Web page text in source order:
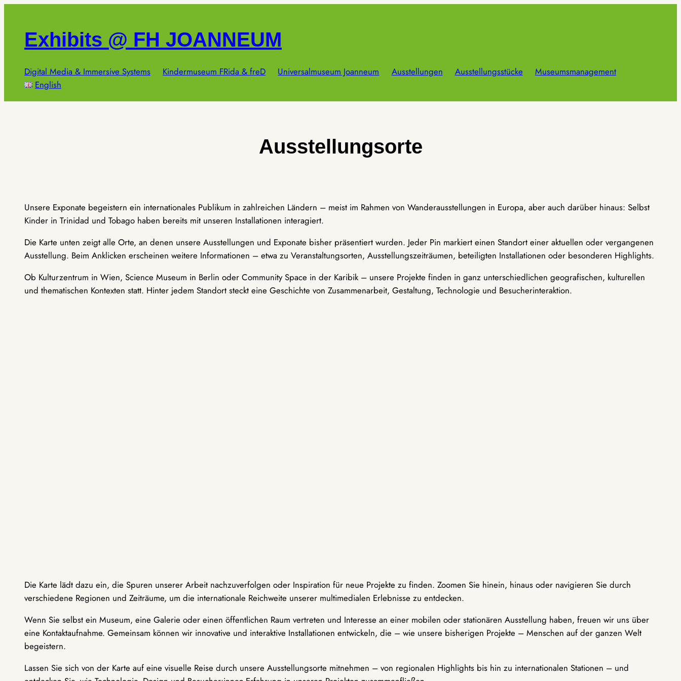
springenExhibits @ FH JOANNEUM
Digital Media & Immersive Systems Kindermuseum FRida & freD Universalmuseum Joanneum Ausstellungen Ausstellungsstücke
Museumsmanagement
English
Ausstellungsorte
Unsere Exponate begeistern ein internationales Publikum in zahlreichen Ländern – meist im Rahmen von Wanderausstellungen in Europa, aber auch darüber hinaus: Selbst
Kinder in Trinidad und Tobago haben bereits mit unseren Installationen interagiert.
Die Karte unten zeigt alle Orte, an denen unsere Ausstellungen und Exponate bisher präsentiert wurden. Jeder Pin markiert einen Standort einer aktuellen oder vergangenen
Ausstellung. Beim Anklicken erscheinen weitere Informationen – etwa zu Veranstaltungsorten, Ausstellungszeiträumen, beteiligten Installationen oder besonderen Highlights.
Ob Kulturzentrum in Wien, Science Museum in Berlin oder Community Space in der Karibik – unsere Projekte finden in ganz unterschiedlichen geografischen, kulturellen
und thematischen Kontexten statt. Hinter jedem Standort steckt eine Geschichte von Zusammenarbeit, Gestaltung, Technologie und Besucherinteraktion.
Die Karte lädt dazu ein, die Spuren unserer Arbeit nachzuverfolgen oder Inspiration für neue Projekte zu finden. Zoomen Sie hinein, hinaus oder navigieren Sie durch
verschiedene Regionen und Zeiträume, um die internationale Reichweite unserer multimedialen Erlebnisse zu entdecken.
Wenn Sie selbst ein Museum, eine Galerie oder einen öffentlichen Raum vertreten und Interesse an einer mobilen oder stationären Ausstellung haben, freuen wir uns über
eine Kontaktaufnahme. Gemeinsam können wir innovative und interaktive Installationen entwickeln, die – wie unsere bisherigen Projekte – Menschen auf der ganzen Welt
begeistern.
Lassen Sie sich von der Karte auf eine visuelle Reise durch unsere Ausstellungsorte mitnehmen – von regionalen Highlights bis hin zu internationalen Stationen – und